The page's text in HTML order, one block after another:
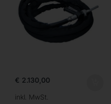
€ 2.130,00
inkl. MwSt.